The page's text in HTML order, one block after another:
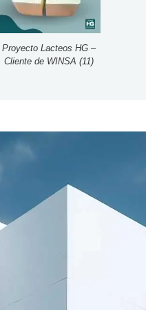
Proyecto Lacteos HG –
Cliente de WINSA (11)